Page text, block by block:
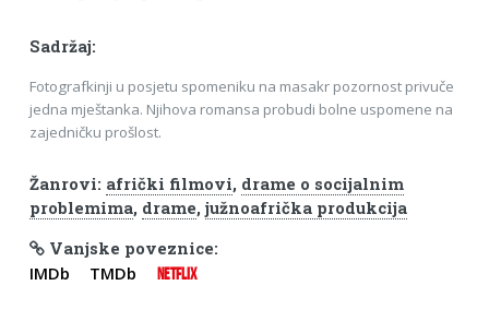
Sadržaj:
Fotografkinji u posjetu spomeniku na masakr pozornost privuče
jedna mještanka. Njihova romansa probudi bolne uspomene na
zajedničku prošlost.
Žanrovi: afrički filmovi, drame o socijalnim
problemima, drame, južnoafrička produkcija
Vanjske poveznice:
IMDb TMDb NETFLIX